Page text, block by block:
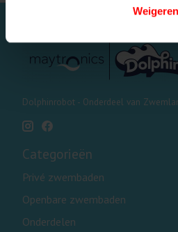
Weigeren
Dolphinrobot - Onderdeel van
Categorieën
Privé zwembaden
Openbare zwembaden
Onderdelen